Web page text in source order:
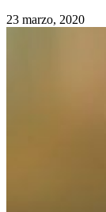
23 marzo, 2020